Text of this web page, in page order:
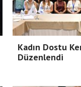
Kadın Dostu
Düzenlendi